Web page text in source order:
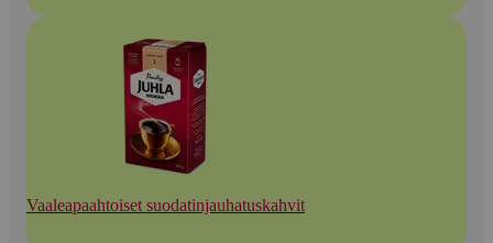
Vaaleapaahtoiset suodatinjauhatuskahvit